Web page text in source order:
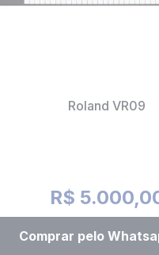
Roland VR09
R$
Comprar pelo